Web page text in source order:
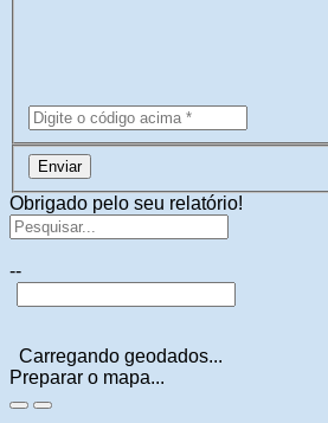
Enviar
Obrigado pelo seu relatório!
--
Carregando geodados...
Preparar o mapa...